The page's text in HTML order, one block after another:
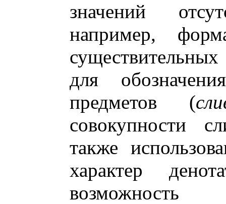
значений
например,
для
предметов (
совокупности
также
характер